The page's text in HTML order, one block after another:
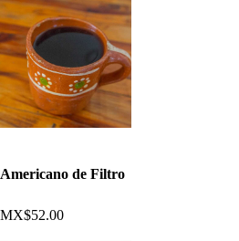
Americano de Filtro
MX$52.00